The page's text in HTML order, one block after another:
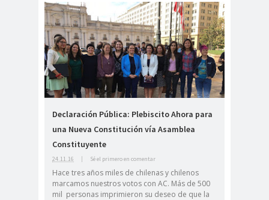
comunicación
BLOQUE SINDICAL DE
UNIDAD SOCIAL
bomba
lacrimógena
Boris
González
Cabild
o
Cabildo
s
calam
a
calentamiento
global
calidad
periodística
camar
a
Cámara de
Diputados
Cámara de Diputados y
Diputadas
Declaración Pública: Plebiscito Ahora para
una Nueva Constitución vía Asamblea
Constituyente
24.11.16 | Sé el primero en comentar
Hace tres años miles de chilenas y chilenos
marcamos nuestros votos con AC. Más de 500
mil personas imprimieron su deseo de que la